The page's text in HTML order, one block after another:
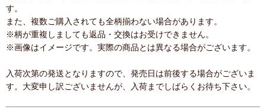
す。
また、複数ご購入されても全柄揃わない場合があります。
※柄が重複しましても返品・交換はお受けできません。
※画像はイメージです。実際の商品とは異なる場合がございます。
入荷次第の発送となりますので、発売日は前後する場合がございま
す。大変申し訳ございませんが、入荷までしばらくお待ち下さい。